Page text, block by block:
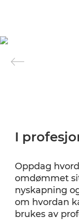
I
Oppdag
omdømmet
nyskapning
om hvordan
brukes av